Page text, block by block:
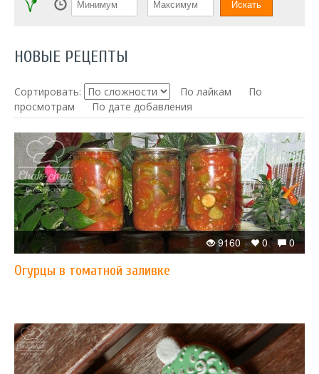
НОВЫЕ РЕЦЕПТЫ
Сортировать: По лайкам
По
просмотрам
По дате добавления
0
0
9160
Огурцы в томатной заливке